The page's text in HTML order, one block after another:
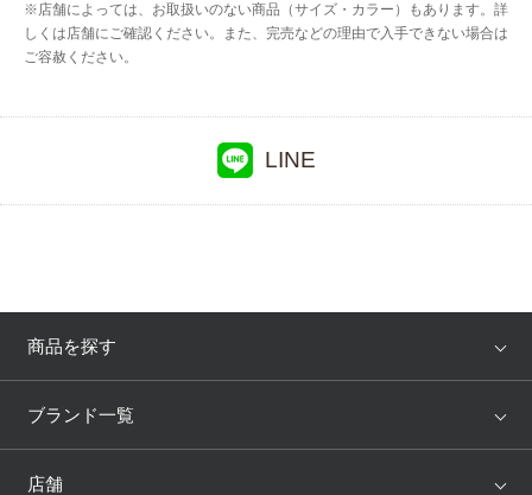
※店舗によっては、お取扱いのない商品（サイズ・カラー）もあります。詳
しくは店舗にご確認ください。また、完売などの理由で入手できない場合は
ご容赦ください。
LINE
商品を探す
アイテム
ブランド一覧
WACOAL
店舗